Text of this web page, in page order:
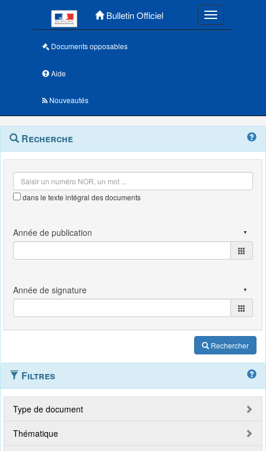
Bulletin Officiel Toggle
Documents opposables
Aide
Nouveautés
Navigation
outils
Menu
contextuel
Recherche
dans le texte intégral des documents
Rechercher
Filtres
Type de document
Thématique